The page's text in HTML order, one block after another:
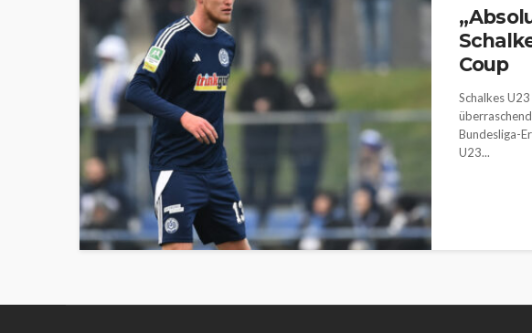
Coup
Schalkes
Bundesliga-
U23...